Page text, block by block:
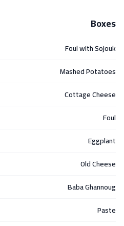
Boxes
Foul with Sojouk
Mashed Potatoes
Cottage Cheese
Foul
Eggplant
Old Cheese
Baba Ghannoug
Paste